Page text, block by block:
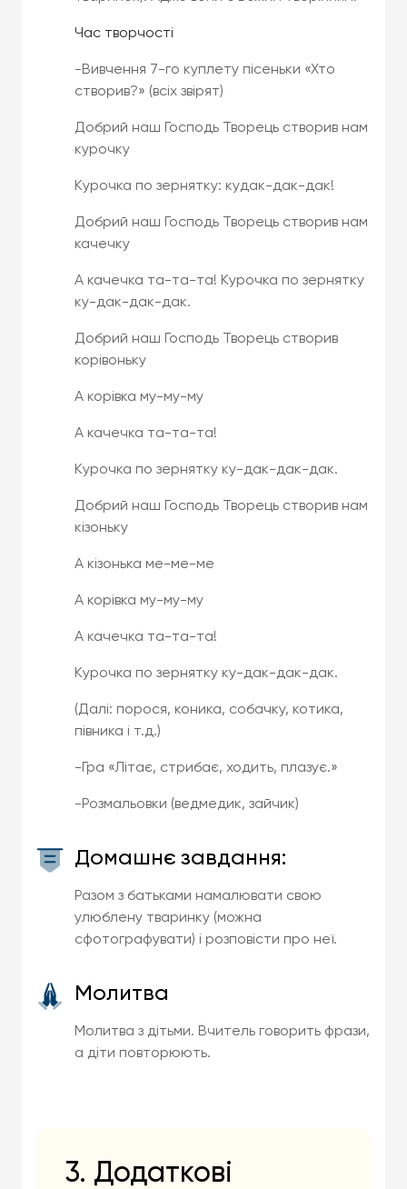
Час творчості
-Вивчення 7-го куплету пісеньки «Хто
створив?» (всіх звірят)
Добрий наш Господь Творець створив нам
курочку
Курочка по зернятку: кудак-дак-дак!
Добрий наш Господь Творець створив нам
качечку
А качечка та-та-та! Курочка по зернятку
ку-дак-дак-дак.
Добрий наш Господь Творець створив
корівоньку
А корівка му-му-му
А качечка та-та-та!
Курочка по зернятку ку-дак-дак-дак.
Добрий наш Господь Творець створив нам
кізоньку
А кізонька ме-ме-ме
А корівка му-му-му
А качечка та-та-та!
Курочка по зернятку ку-дак-дак-дак.
(Далі: порося, коника, собачку, котика,
півника і т.д.)
-Гра «Літає, стрибає, ходить, плазує.»
-Розмальовки (ведмедик, зайчик)
Домашнє завдання:
Разом з батьками намалювати свою
улюблену тваринку (можна
сфотографувати) і розповісти про неї.
Молитва
Молитва з дітьми. Вчитель говорить фрази,
а діти повторюють.
3. Додаткові